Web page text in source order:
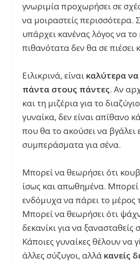
γνωριμία προχωρήσει σε
να μοιραστείς περισσότερα.
υπάρχει κανένας λόγος να το
πιθανότατα δεν θα σε πιέσει
Ειλικρινά, είναι καλύτερα να
πάντα στους πάντες. Αν
και τη μιζέρια για το
γυναίκα, δεν είναι απίθανο
που θα το ακούσει να βγάλει
συμπεράσματα για σένα.
Μπορεί να θεωρήσει ότι
ίσως και απωθημένα.
ενδόμυχα να πάρει το μέρος
Μπορεί να θεωρήσει ότι
δεκανίκι για να ξανασταθείς
Κάποιες γυναίκες θέλουν να
άλλες σύζυγοι, αλλά κανείς